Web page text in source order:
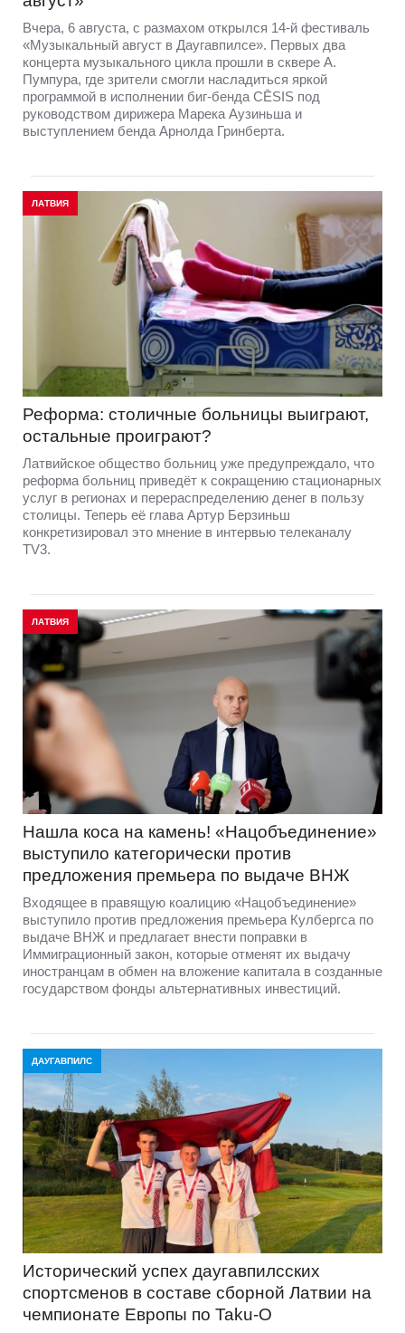
Вчера, 6 августа, с размахом открылся 14-й фестиваль
«Музыкальный август в Даугавпилсе». Первых два
концерта музыкального цикла прошли в сквере А.
Пумпура, где зрители смогли насладиться яркой
программой в исполнении биг-бенда CĒSIS под
руководством дирижера Марека Аузиньша и
выступлением бенда Арнолда Гринберта.
ЛАТВИЯ
Реформа: столичные больницы выиграют,
остальные проиграют?
Латвийское общество больниц уже предупреждало, что
реформа больниц приведёт к сокращению стационарных
услуг в регионах и перераспределению денег в пользу
столицы. Теперь её глава Артур Берзиньш
конкретизировал это мнение в интервью телеканалу
TV3.
ЛАТВИЯ
Нашла коса на камень! «Нацобъединение»
выступило категорически против
предложения премьера по выдаче ВНЖ
Входящее в правящую коалицию «Нацобъединение»
выступило против предложения премьера Кулбергса по
выдаче ВНЖ и предлагает внести поправки в
Иммиграционный закон, которые отменят их выдачу
иностранцам в обмен на вложение капитала в созданные
государством фонды альтернативных инвестиций.
ДАУГАВПИЛС
Исторический успех даугавпилсских
спортсменов в составе сборной Латвии на
чемпионате Европы по Taku-O